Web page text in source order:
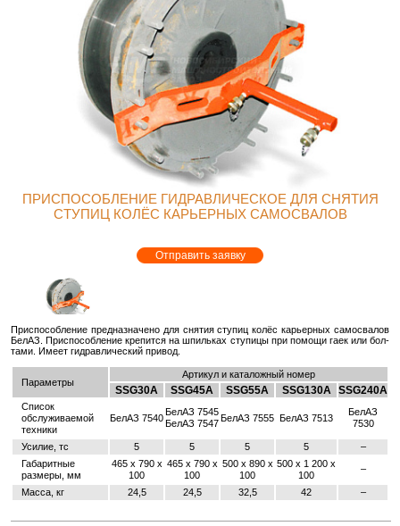
ПРИСПОСОБЛЕНИЕ ГИДРАВЛИЧЕСКОЕ ДЛЯ СНЯТИЯ
СТУПИЦ КОЛЁС КАРЬЕРНЫХ САМОСВАЛОВ
Отправить заявку
При­спо­соб­ле­ние пред­на­зна­че­но для сня­тия сту­пиц колёс ка­рьер­ных са­мо­сва­лов
БелАЗ. При­спо­соб­ле­ние кре­пит­ся на шпиль­ках сту­пи­цы при по­мо­щи гаек или бол­
та­ми. Имеет гид­рав­ли­че­ский при­вод.
Параметры
Артикул и каталожный номер
SSG30А SSG45А SSG55А SSG130А SSG240А
Список
обслуживаемой
техники
БелАЗ 7540
БелАЗ 7545
БелАЗ 7547БелАЗ 7555 БелАЗ 7513
БелАЗ
7530
Усилие, тс 5 5 5 5
–
Габаритные
размеры, мм
465 х 790 х
100
465 х 790 х
100
500 х 890 х
100
500 х 1 200 х
100
–
Масса, кг 24,5 24,5 32,5 42 –